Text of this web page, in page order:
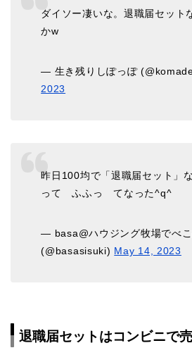
ダイソー凄いな。退職届セット
かw
— 生き残りしぽっぽ
2023
昨日100均で「退職届セット」
って ふふっ てなった^q^
— basa@ハウジング牧場でべ
(@basasisuki) May 14, 2023
退職届セットはコンビニで